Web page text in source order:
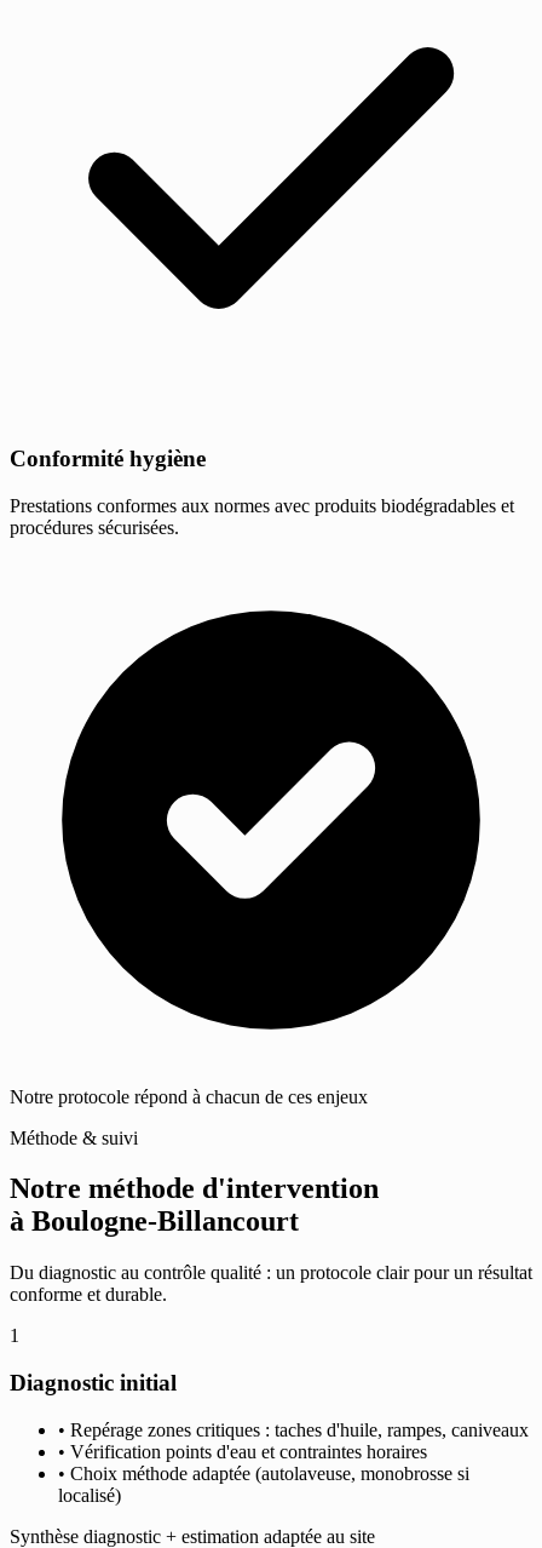
Conformité hygiène
Prestations conformes aux normes avec produits biodégradables et
procédures sécurisées.
Notre protocole répond à chacun de ces enjeux
Méthode & suivi
Notre méthode d'intervention
à Boulogne-Billancourt
Du diagnostic au contrôle qualité : un protocole clair pour un résultat
conforme et durable.
1
Diagnostic initial
• Repérage zones critiques : taches d'huile, rampes, caniveaux
• Vérification points d'eau et contraintes horaires
• Choix méthode adaptée (autolaveuse, monobrosse si
localisé)
Synthèse diagnostic + estimation adaptée au site